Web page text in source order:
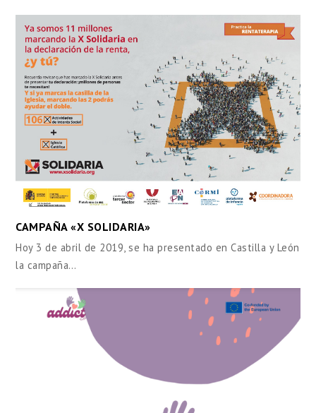
CAMPAÑA «X SOLIDARIA»
Hoy 3 de abril de 2019, se ha presentado en Castilla y León
la campaña…